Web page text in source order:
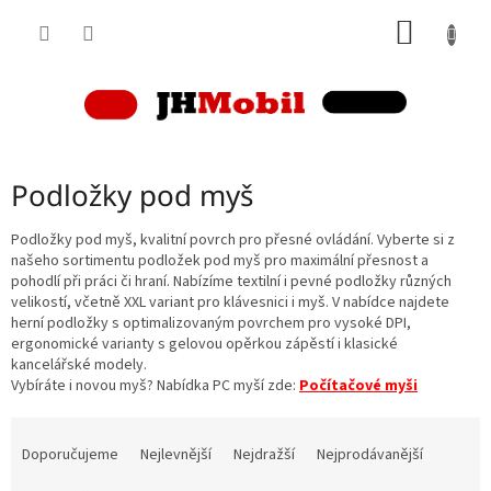
Podložky pod myš
Podložky pod myš, kvalitní povrch pro přesné ovládání. Vyberte si z
našeho sortimentu podložek pod myš pro maximální přesnost a
pohodlí při práci či hraní. Nabízíme textilní i pevné podložky různých
velikostí, včetně XXL variant pro klávesnici i myš. V nabídce najdete
herní podložky s optimalizovaným povrchem pro vysoké DPI,
ergonomické varianty s gelovou opěrkou zápěstí i klasické
kancelářské modely.
Vybíráte i novou myš? Nabídka PC myší zde: Počítačové myši
Doporučujeme Nejlevnější Nejdražší
Nejprodávanější